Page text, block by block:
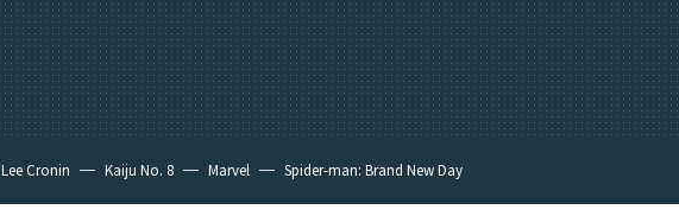
Lee Cronin Kaiju No. 8 Marvel Spider-man: Brand New Day